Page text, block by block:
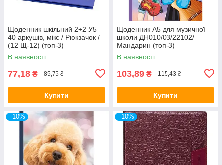
Щоденник шкільний 2+2 У5
40 аркушів, мікс / Рюкзачок /
(12 Щ-12) (топ-3)
В наявності
77,18 ₴ 85,75 ₴
Купити
Щоденник A5 для музичної
школи ДН010/03/22102/
Мандарин (топ-3)
В наявності
103,89 ₴ 115,43 ₴
Купити
–10% –10%